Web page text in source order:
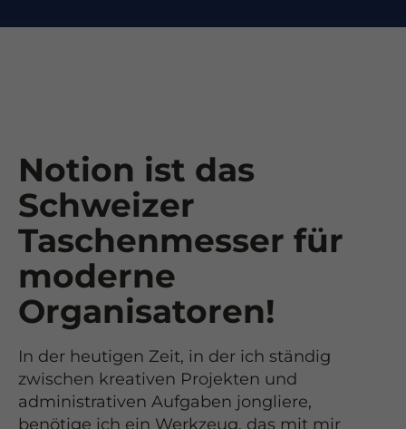
Notion ist das
Schweizer
Taschenmesser für
moderne
Organisatoren!
In der heutigen Zeit, in der ich ständig
zwischen kreativen Projekten und
administrativen Aufgaben jongliere,
benötige ich ein Werkzeug, das mit mir